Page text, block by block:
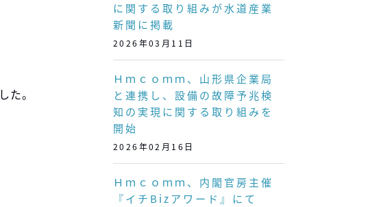
た。
に関する取り組みが水道産業
新聞に掲載
2026年03月11日
Ｈｍｃｏｍｍ、山形県企業局
と連携し、設備の故障予兆検
知の実現に関する取り組みを
開始
2026年02月16日
Ｈｍｃｏｍｍ、内閣官房主催
『イチBizアワード』にて